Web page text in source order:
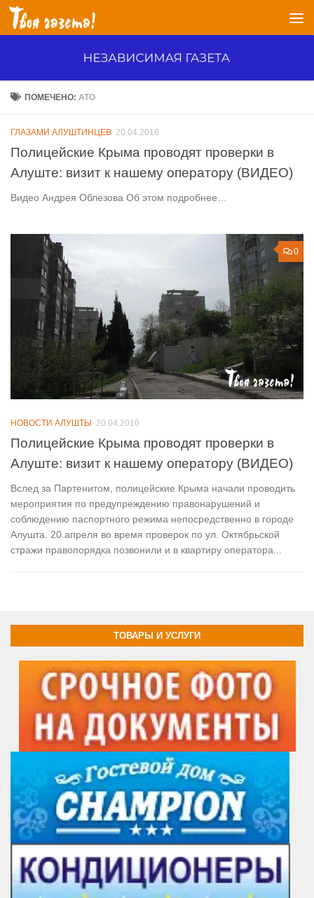
Перейти к содержимому
ПОМЕЧЕНО: АТО
ГЛАЗАМИ АЛУШТИНЦЕВ 20.04.2016
Полицейские Крыма проводят проверки в
Алуште: визит к нашему оператору (ВИДЕО)
Видео Андрея Облезова Об этом подробнее…
0
НОВОСТИ АЛУШТЫ 20.04.2016
Полицейские Крыма проводят проверки в
Алуште: визит к нашему оператору (ВИДЕО)
Вслед за Партенитом, полицейские Крыма начали проводить
мероприятия по предупреждению правонарушений и
соблюдению паспортного режима непосредственно в городе
Алушта. 20 апреля во время проверок по ул. Октябрьской
стражи правопорядка позвонили и в квартиру оператора...
ТОВАРЫ И УСЛУГИ